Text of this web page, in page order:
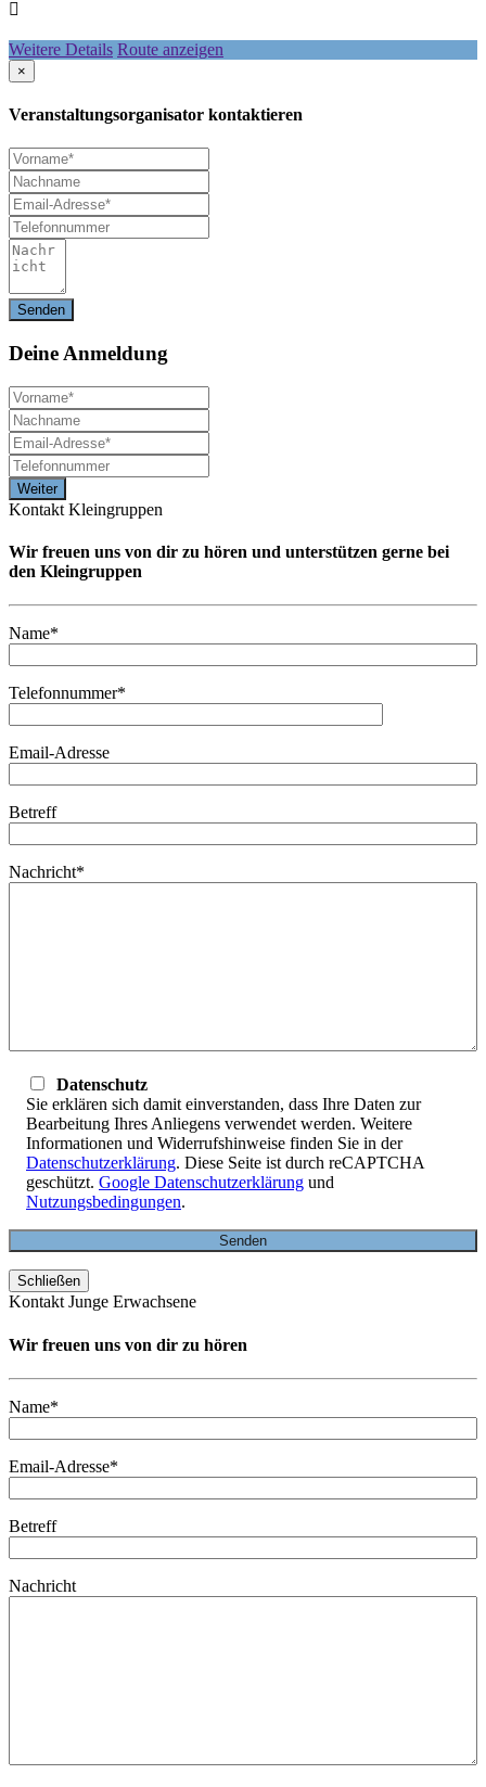
Weitere Details Route anzeigen
×
Veranstaltungsorganisator kontaktieren
Deine Anmeldung
Kontakt Kleingruppen
Wir freuen uns von dir zu hören und unterstützen gerne bei
den Kleingruppen
Name*
Telefonnummer*
Email-Adresse
Betreff
Nachricht*
Datenschutz
Sie erklären sich damit einverstanden, dass Ihre Daten zur
Bearbeitung Ihres Anliegens verwendet werden. Weitere
Informationen und Widerrufshinweise finden Sie in der
Datenschutzerklärung. Diese Seite ist durch reCAPTCHA
geschützt. Google Datenschutzerklärung und
Nutzungsbedingungen.
Schließen
Kontakt Junge Erwachsene
Wir freuen uns von dir zu hören
Name*
Email-Adresse*
Betreff
Nachricht